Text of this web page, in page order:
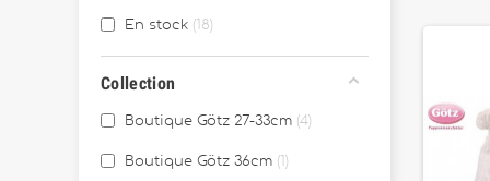
En stock 18
Collection
Boutique Götz 27-33cm 4
Boutique Götz 36cm